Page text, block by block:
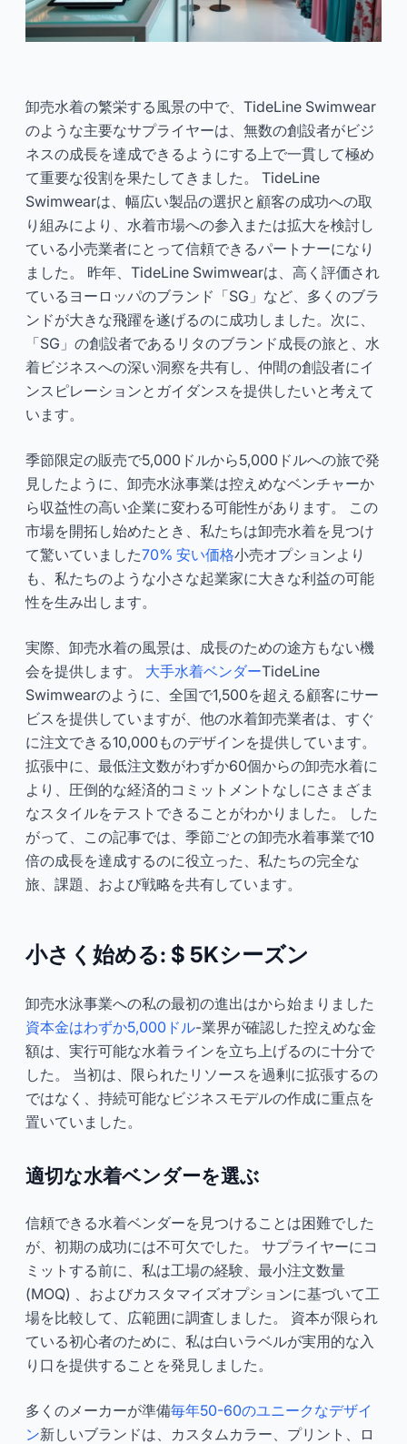
卸売水着の繁栄する風景の中で、TideLine Swimwear
のような主要なサプライヤーは、無数の創設者がビジ
ネスの成長を達成できるようにする上で一貫して極め
て重要な役割を果たしてきました。 TideLine
Swimwearは、幅広い製品の選択と顧客の成功への取
り組みにより、水着市場への参入または拡大を検討し
ている小売業者にとって信頼できるパートナーになり
ました。 昨年、TideLine Swimwearは、高く評価され
ているヨーロッパのブランド「SG」など、多くのブラ
ンドが大きな飛躍を遂げるのに成功しました。次に、
「SG」の創設者であるリタのブランド成長の旅と、水
着ビジネスへの深い洞察を共有し、仲間の創設者にイ
ンスピレーションとガイダンスを提供したいと考えて
います。
季節限定の販売で5,000ドルから5,000ドルへの旅で発
見したように、卸売水泳事業は控えめなベンチャーか
ら収益性の高い企業に変わる可能性があります。 この
市場を開拓し始めたとき、私たちは卸売水着を見つけ
て驚いていました70% 安い価格小売オプションより
も、私たちのような小さな起業家に大きな利益の可能
性を生み出します。
実際、卸売水着の風景は、成長のための途方もない機
会を提供します。 大手水着ベンダーTideLine
Swimwearのように、全国で1,500を超える顧客にサー
ビスを提供していますが、他の水着卸売業者は、すぐ
に注文できる10,000ものデザインを提供しています。
拡張中に、最低注文数がわずか60個からの卸売水着に
より、圧倒的な経済的コミットメントなしにさまざま
なスタイルをテストできることがわかりました。 した
がって、この記事では、季節ごとの卸売水着事業で10
倍の成長を達成するのに役立った、私たちの完全な
旅、課題、および戦略を共有しています。
小さく始める: $ 5Kシーズン
卸売水泳事業への私の最初の進出はから始まりました
資本金はわずか5,000ドル-業界が確認した控えめな金
額は、実行可能な水着ラインを立ち上げるのに十分で
した。 当初は、限られたリソースを過剰に拡張するの
ではなく、持続可能なビジネスモデルの作成に重点を
置いていました。
適切な水着ベンダーを選ぶ
信頼できる水着ベンダーを見つけることは困難でした
が、初期の成功には不可欠でした。 サプライヤーにコ
ミットする前に、私は工場の経験、最小注文数量
(MOQ) 、およびカスタマイズオプションに基づいて工
場を比較して、広範囲に調査しました。 資本が限られ
ている初心者のために、私は白いラベルが実用的な入
り口を提供することを発見しました。
多くのメーカーが準備毎年50-60のユニークなデザイ
ン新しいブランドは、カスタムカラー、プリント、ロ